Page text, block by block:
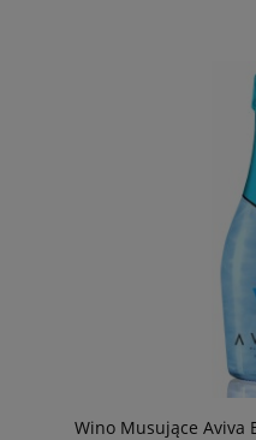
Wino Musujące Aviva